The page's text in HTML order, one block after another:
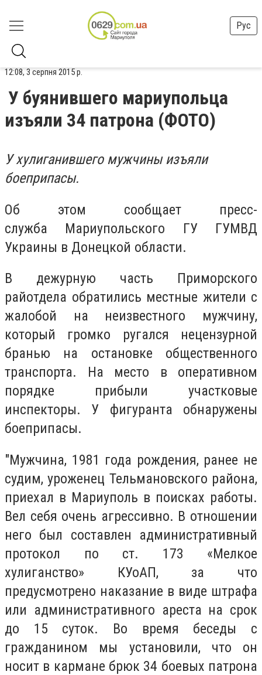
Рус
12:08, 3 серпня 2015 р.
У буянившего мариупольца
изъяли 34 патрона (ФОТО)
У хулиганившего мужчины изъяли
боеприпасы.
Об этом сообщает пресс-
служба Мариупольского ГУ ГУМВД
Украины в Донецкой области.
В дежурную часть Приморского
райотдела обратились местные жители с
жалобой на неизвестного мужчину,
который громко ругался нецензурной
бранью на остановке общественного
транспорта. На место в оперативном
порядке прибыли участковые
инспекторы. У фигуранта обнаружены
боеприпасы.
"Мужчина, 1981 года рождения, ранее не
судим, уроженец Тельмановского района,
приехал в Мариуполь в поисках работы.
Вел себя очень агрессивно. В отношении
него был составлен административный
протокол по ст. 173 «Мелкое
хулиганство» КУоАП, за что
предусмотрено наказание в виде штрафа
или административного ареста на срок
до 15 суток. Во время беседы с
гражданином мы установили, что он
носит в кармане брюк 34 боевых патрона